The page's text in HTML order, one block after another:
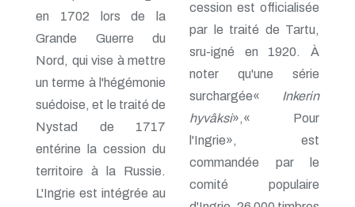
en 1702 lors de la
Grande Guerre du
Nord, qui vise à mettre
un terme à l'hégémonie
suédoise, et le traité de
Nystad de 1717
entérine la cession du
territoire à la Russie.
L'Ingrie est intégrée au
cession est officialisée
par le traité de Tartu,
sru-igné en 1920. À
noter qu'une série
surchargée« Inkerin
hyvâksi»,« Pour
l'Ingrie», est
commandée par le
comité populaire